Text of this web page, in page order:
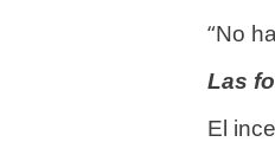
“No
Las
El